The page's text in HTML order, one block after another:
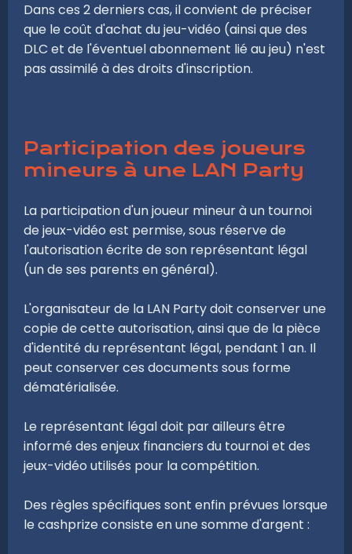
Dans ces 2 derniers cas, il convient de préciser
que le coût d'achat du jeu-vidéo (ainsi que des
DLC et de l'éventuel abonnement lié au jeu) n'est
pas assimilé à des droits d'inscription.
Participation des joueurs
mineurs à une LAN Party
La participation d'un joueur mineur à un tournoi
de jeux-vidéo est permise, sous réserve de
l'autorisation écrite de son représentant légal
(un de ses parents en général).
L'organisateur de la LAN Party doit conserver une
copie de cette autorisation, ainsi que de la pièce
d'identité du représentant légal, pendant 1 an. Il
peut conserver ces documents sous forme
dématérialisée.
Le représentant légal doit par ailleurs être
informé des enjeux financiers du tournoi et des
jeux-vidéo utilisés pour la compétition.
Des règles spécifiques sont enfin prévues lorsque
le cashprize consiste en une somme d'argent :